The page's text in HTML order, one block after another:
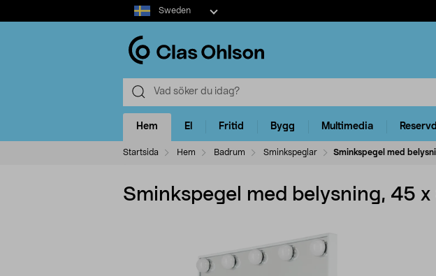
Select
market
Sweden
Hem El Fritid Bygg Multimedia
Startsida Hem Badrum Sminkspeglar Sminkspegel med
Sminkspegel med belysning, 45